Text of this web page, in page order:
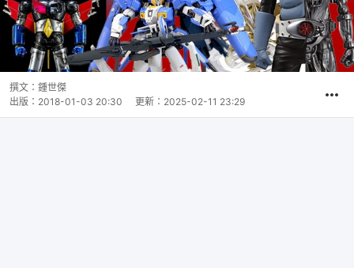
撰文： 鍾世傑
出版： 2018-01-03 20:30 更新： 2025-02-11 23:29